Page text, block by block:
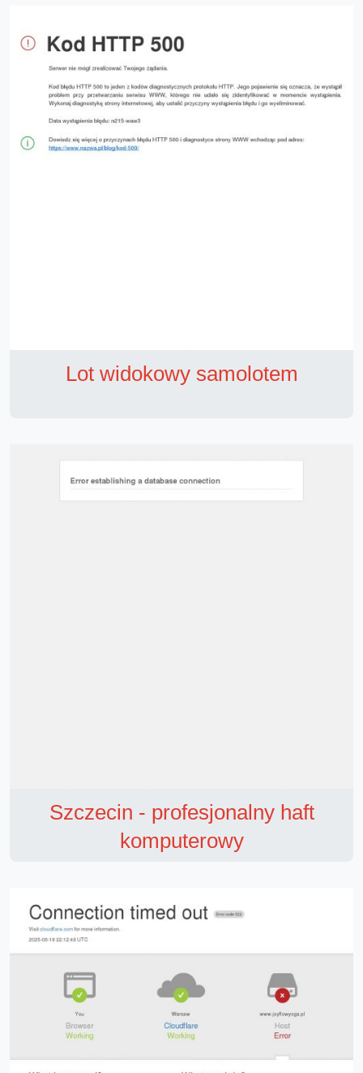
Lot widokowy samolotem
Szczecin - profesjonalny haft
komputerowy